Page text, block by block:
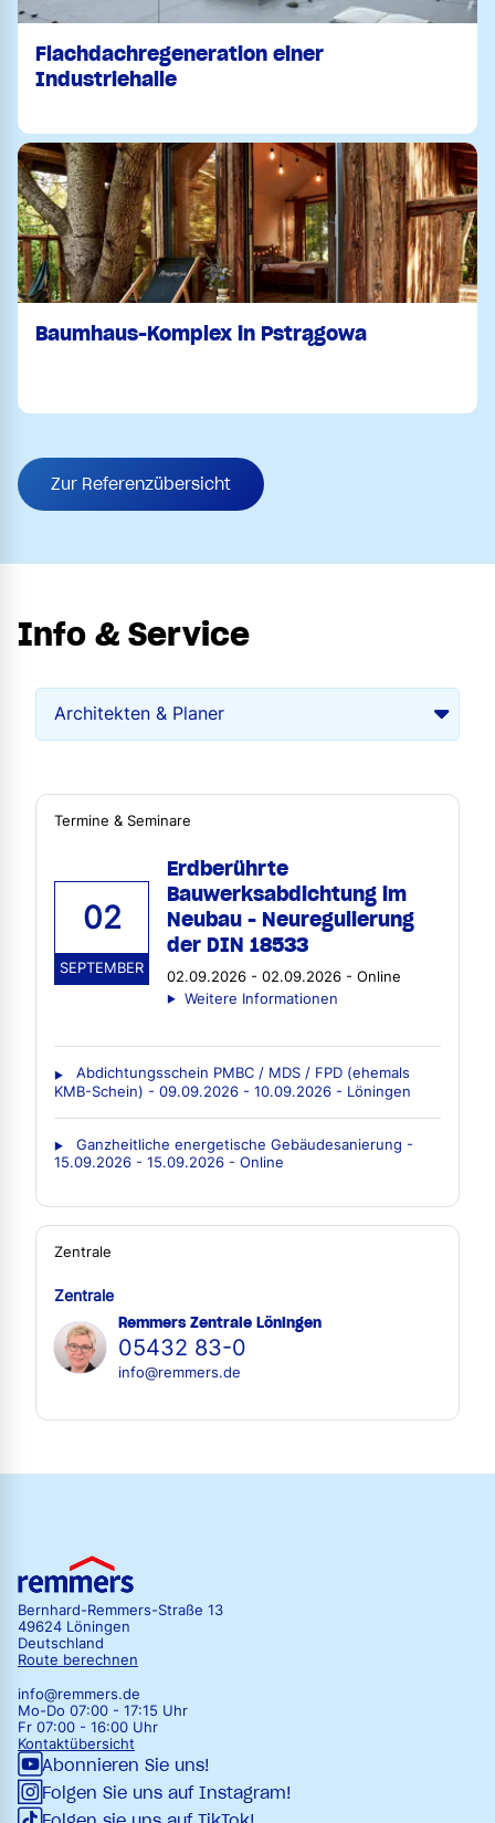
Flachdachregeneration einer
Industriehalle
Baumhaus-Komplex in Pstrągowa
Zur Referenzübersicht
Info & Service
Termine & Seminare
02
SEPTEMBER
Erdberührte
Bauwerksabdichtung im
Neubau - Neuregulierung
der DIN 18533
02.09.2026 - 02.09.2026 - Online
Weitere Informationen
Abdichtungsschein PMBC / MDS / FPD (ehemals
KMB-Schein) - 09.09.2026 - 10.09.2026 - Löningen
Ganzheitliche energetische Gebäudesanierung -
15.09.2026 - 15.09.2026 - Online
Zentrale
Zentrale
Remmers Zentrale Löningen
05432 83-0
info@remmers.de
Bernhard-Remmers-Straße 13
49624 Löningen
Deutschland
Route berechnen
info@remmers.de
Mo-Do 07:00 - 17:15 Uhr
Fr 07:00 - 16:00 Uhr
Kontaktübersicht
Abonnieren Sie uns!
Folgen Sie uns auf Instagram!